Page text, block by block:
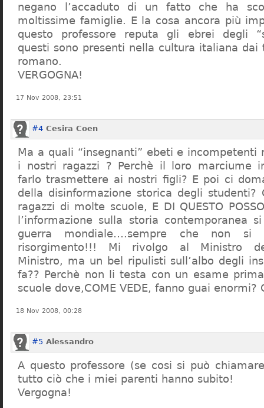
negano l’accaduto di un fatto che ha
moltissime famiglie. E la cosa ancora più
questo professore reputa gli ebrei degli
questi sono presenti nella cultura italiana dai
romano.
VERGOGNA!
17 Nov 2008, 23:51
#4 Cesira Coen
Ma a quali “insegnanti” ebeti e
i nostri ragazzi ? Perchè il loro marciume
farlo trasmettere ai nostri figli? E poi ci
della disinformazione storica degli
ragazzi di molte scuole, E DI QUESTO POSSO
l’informazione sulla storia contemporanea
guerra mondiale….sempre che non
risorgimento!!! Mi rivolgo al Ministro
Ministro, ma un bel ripulisti sull’albo degli
fa?? Perchè non li testa con un esame
scuole dove,COME VEDE, fanno guai enormi?
18 Nov 2008, 00:28
#5 Alessandro
A questo professore (se cosi si può
tutto ciò che i miei parenti hanno subito!
Vergogna!